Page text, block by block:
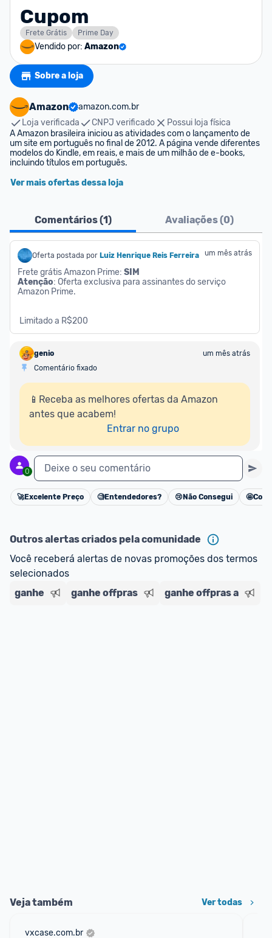
Cupom
Frete Grátis Prime Day
Vendido por: Amazon
Sobre a loja
Amazon
amazon.com.br
Loja verificada
CNPJ verificado
Possui loja física
A Amazon brasileira iniciou as atividades com o lançamento de
um site em português no final de 2012. A página vende diferentes
modelos do Kindle, em reais, e mais de um milhão de e-books,
incluindo títulos em português.
Ver mais ofertas dessa loja
Comentários (1) Avaliações (0)
Oferta postada por Luiz Henrique Reis Ferreira um mês atrás
Frete grátis Amazon Prime: SIM
Atenção: Oferta exclusiva para assinantes do serviço
Amazon Prime.
Limitado a R$200
genio
um mês atrás
Comentário fixado
📱Receba as melhores ofertas da Amazon
antes que acabem!
Entrar no grupo
0 Deixe o seu comentário
Cancelar
🚀Excelente Preço 🧐Entendedores? 😢 Não Consegui 🤩
Outros alertas criados pela comunidade
Você receberá alertas de novas promoções dos termos
selecionados
ganhe
ganhe offpras ganhe offpras a
Veja também Ver todas
vxcase.com.br